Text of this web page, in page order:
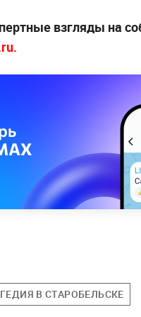
взгляды на
В СТАРОБЕЛЬСКЕ